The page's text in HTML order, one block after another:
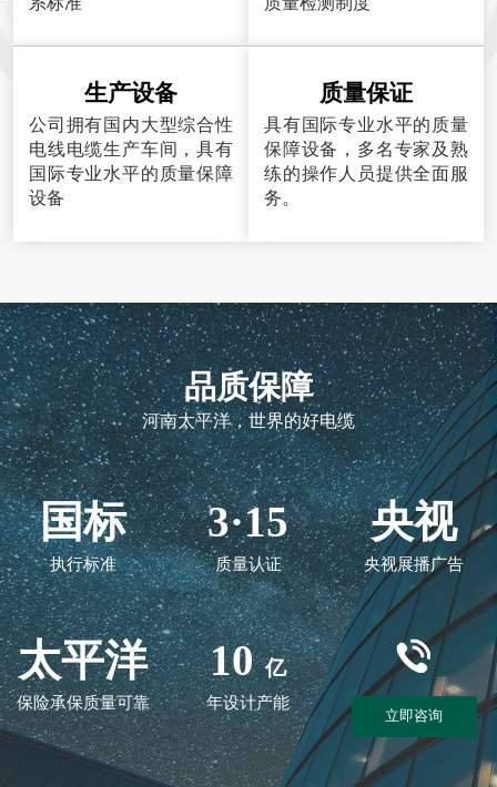
生产设备
公司拥有国内大型综合性
电线电缆生产车间，具有
国际专业水平的质量保障
设备
质量保证
具有国际专业水平的质量
保障设备，多名专家及熟
练的操作人员提供全面服
务。
品质保障
河南太平洋，世界的好电缆
国标
执行标准
3·15
质量认证
央视
央视展播广告
太平洋
保险承保质量可靠
10 亿
年设计产能
立即咨询